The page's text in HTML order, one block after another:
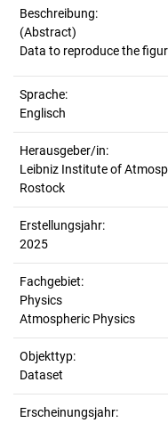
Beschreibung:
(Abstract)
Sprache:
Englisch
Herausgeber/in:
Leibniz Institute of
Rostock
Erstellungsjahr:
2025
Fachgebiet:
Physics
Atmospheric Physics
Objekttyp:
Dataset
Erscheinungsjahr: